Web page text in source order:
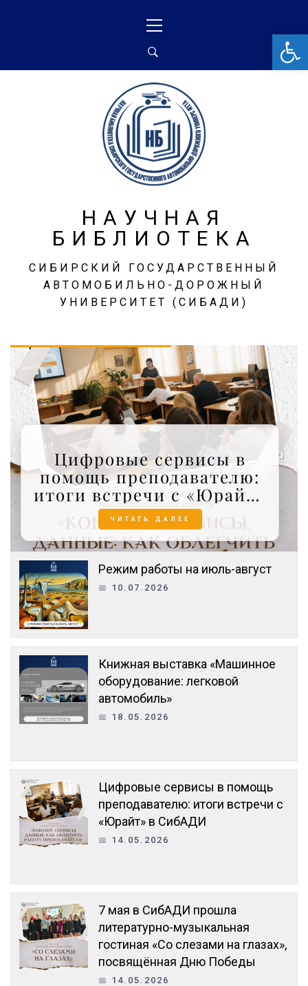
НАУЧНАЯ
БИБЛИОТЕКА
СИБИРСКИЙ ГОСУДАРСТВЕННЫЙ
АВТОМОБИЛЬНО-ДОРОЖНЫЙ
УНИВЕРСИТЕТ (СИБАДИ)
Цифровые сервисы в
помощь преподавателю:
итоги встречи с «Юрайт»
в СибАДИ
ЧИТАТЬ ДАЛЕЕ
Режим работы на июль-август
10.07.2026
Книжная выставка «Машинное
оборудование: легковой
автомобиль»
18.05.2026
Цифровые сервисы в помощь
преподавателю: итоги встречи с
«Юрайт» в СибАДИ
14.05.2026
7 мая в СибАДИ прошла
литературно-музыкальная
гостиная «Со слезами на глазах»,
посвящённая Дню Победы
14.05.2026